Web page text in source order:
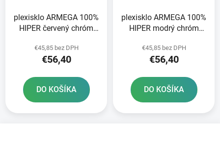
plexisklo ARMEGA 100%
HIPER červený chróm
€45,85 bez DPH
€56,40
DO KOŠÍKA
plexisklo ARMEGA 100%
HIPER modrý chróm
€45,85 bez DPH
€56,40
DO KOŠÍKA